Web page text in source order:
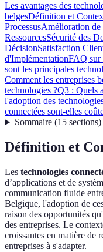
Les avantages des
belgesDéfinition et
ProcessusAmélioration
RessourcesSécurité des
DécisionSatisfaction
d'ImplémentationFAQ sur
sont les principales
Comment les entreprises
technologies ?Q3 : Quels
l'adoption des
connectées sont-elles
Sommaire(15 sections)
Définition et
Les technologies
d’applications et de
communication fluide
Belgique, l'adoption de
raison des opportunités
des entreprises. Le
croissantes en matière de
entreprises à s'adapter.